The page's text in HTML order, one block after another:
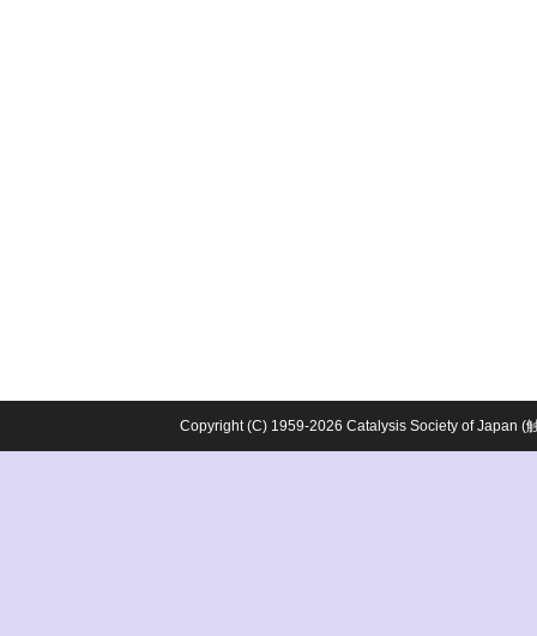
Copyright (C) 1959-2026 Catalysis Society of Japan (